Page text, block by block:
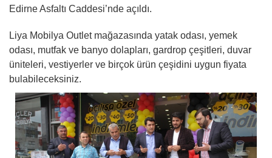
Edirne Asfaltı Caddesi’nde açıldı.
Liya Mobilya Outlet mağazasında yatak odası, yemek
odası, mutfak ve banyo dolapları, gardrop çeşitleri, duvar
üniteleri, vestiyerler ve birçok ürün çeşidini uygun fiyata
bulabileceksiniz.